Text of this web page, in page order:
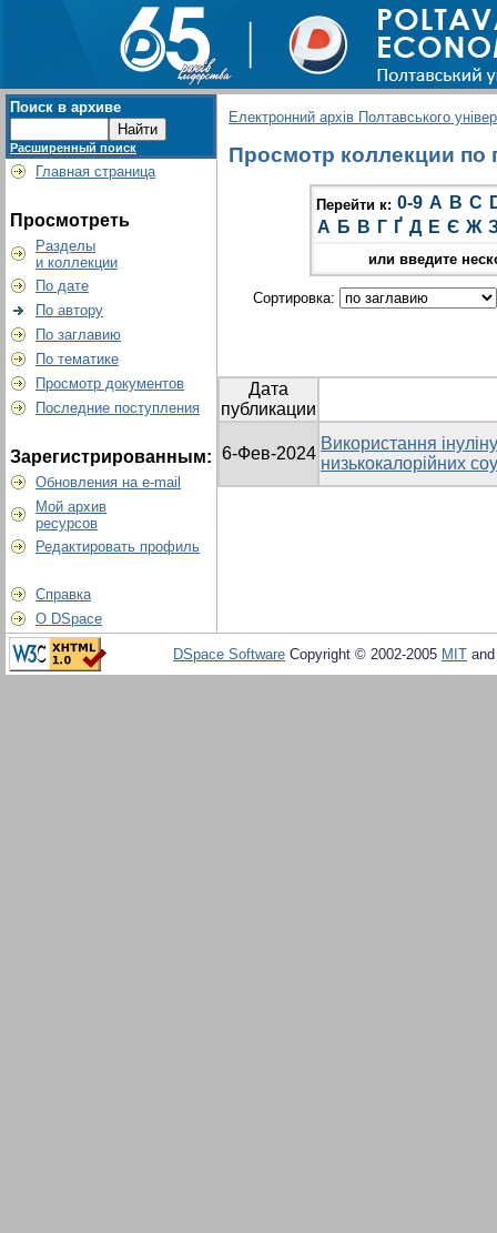
Поиск в архиве
Расширенный поиск
Главная страница
Просмотреть
Разделы
и коллекции
По дате
По автору
По заглавию
По тематике
Просмотр документов
Последние поступления
Зарегистрированным:
Обновления на e-mail
Мой архив
ресурсов
Редактировать профиль
Справка
О DSpace
Електронний архів Полтавського
Просмотр коллекции по
Перейти к: 0-9 A B C
А Б В Г Ґ Д Е Є Ж
или введите
Сортировка:
Дата
публикации
6-Фев-2024
Використання
низькокалорійних
DSpace Software Copyright © 2002-2005 MIT